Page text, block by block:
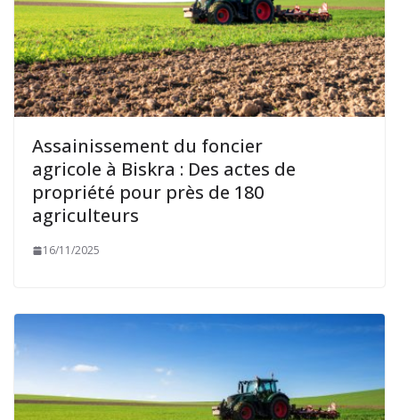
Assainissement du foncier
agricole à Biskra : Des actes de
propriété pour près de 180
agriculteurs
16/11/2025